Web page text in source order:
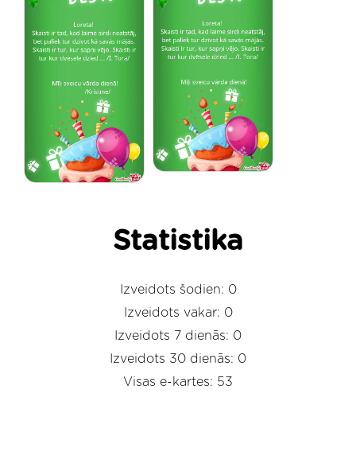
Statistika
Izveidots šodien: 0
Izveidots vakar: 0
Izveidots 7 dienās: 0
Izveidots 30 dienās: 0
Visas e-kartes: 53